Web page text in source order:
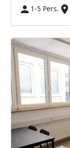
1-5 Pers.